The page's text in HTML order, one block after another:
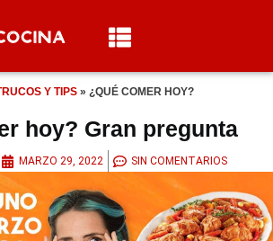
Y TIPS » ¿QUÉ COMER HOY?
hoy? Gran pregunta
MARZO 29, 2022 SIN COMENTARIOS